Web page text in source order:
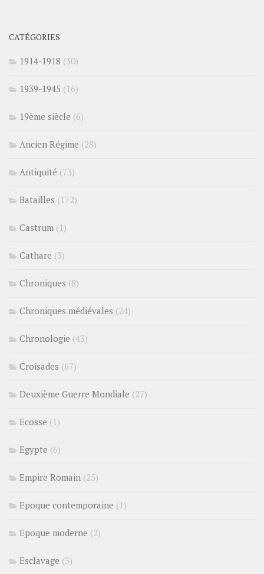
CATÉGORIES
1914-1918 (30)
1939-1945 (16)
19ème siècle (6)
Ancien Régime (28)
Antiquité (73)
Batailles (172)
Castrum (1)
Cathare (3)
Chroniques (8)
Chroniques médiévales (24)
Chronologie (43)
Croisades (67)
Deuxième Guerre Mondiale (27)
Ecosse (1)
Egypte (6)
Empire Romain (25)
Epoque contemporaine (1)
Epoque moderne (2)
Esclavage (3)